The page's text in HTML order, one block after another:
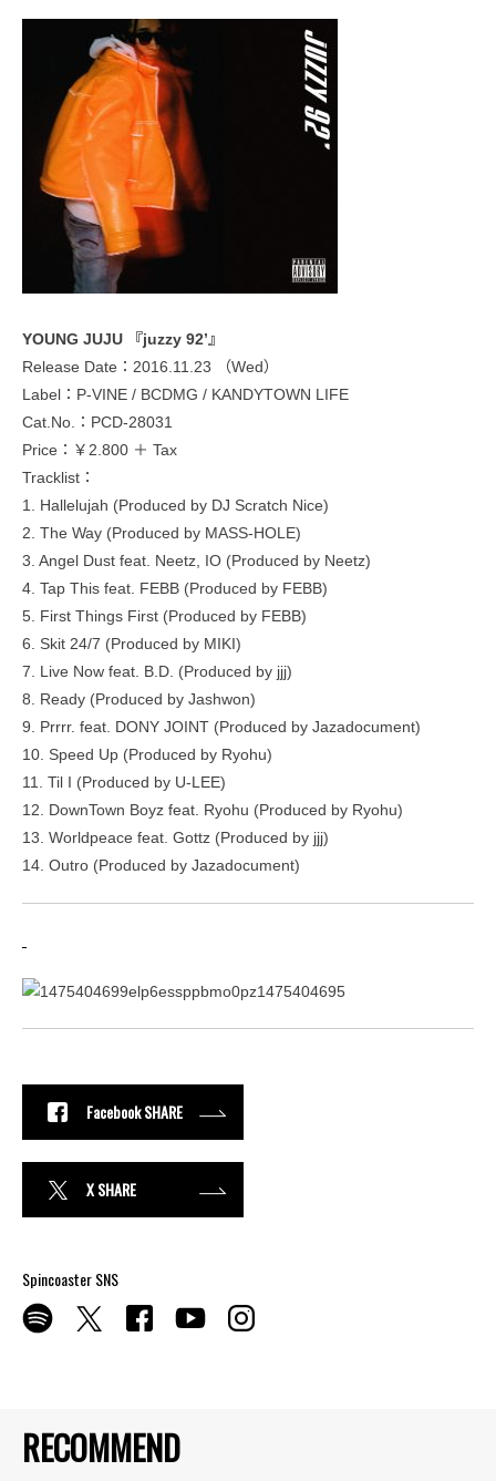
RECOMMEND
YOUNG JUJU 『juzzy 92’』
Release Date：2016.11.23 （Wed）
Label：P-VINE / BCDMG / KANDYTOWN LIFE
Cat.No.：PCD-28031
Price：￥2.800 ＋ Tax
Tracklist：
1. Hallelujah (Produced by DJ Scratch Nice)
2. The Way (Produced by MASS-HOLE)
3. Angel Dust feat. Neetz, IO (Produced by Neetz)
4. Tap This feat. FEBB (Produced by FEBB)
5. First Things First (Produced by FEBB)
6. Skit 24/7 (Produced by MIKI)
7. Live Now feat. B.D. (Produced by jjj)
8. Ready (Produced by Jashwon)
9. Prrrr. feat. DONY JOINT (Produced by Jazadocument)
10. Speed Up (Produced by Ryohu)
11. Til I (Produced by U-LEE)
12. DownTown Boyz feat. Ryohu (Produced by Ryohu)
13. Worldpeace feat. Gottz (Produced by jjj)
14. Outro (Produced by Jazadocument)
Facebook SHARE
X SHARE
Spincoaster SNS